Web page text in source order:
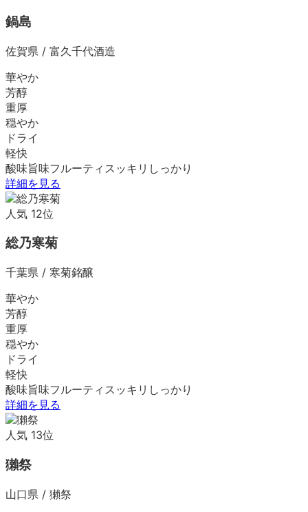
鍋島
佐賀県 / 富久千代酒造
華やか
芳醇
重厚
穏やか
ドライ
軽快
酸味旨味フルーティ スッキリ しっかり
詳細を見る
人気 12位
総乃寒菊
千葉県 / 寒菊銘醸
華やか
芳醇
重厚
穏やか
ドライ
軽快
酸味旨味フルーティ スッキリ しっかり
詳細を見る
人気 13位
獺祭
山口県 / 獺祭